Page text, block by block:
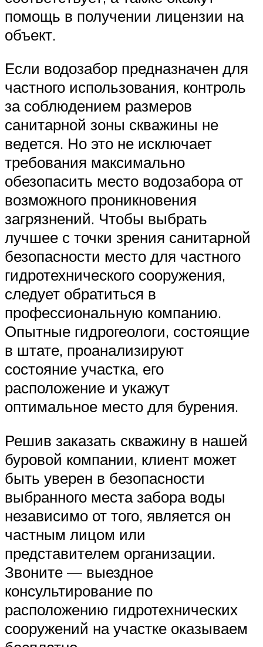
помощь в получении лицензии на
объект.
Если водозабор предназначен для
частного использования, контроль
за соблюдением размеров
санитарной зоны скважины не
ведется. Но это не исключает
требования максимально
обезопасить место водозабора от
возможного проникновения
загрязнений. Чтобы выбрать
лучшее с точки зрения санитарной
безопасности место для частного
гидротехнического сооружения,
следует обратиться в
профессиональную компанию.
Опытные гидрогеологи, состоящие
в штате, проанализируют
состояние участка, его
расположение и укажут
оптимальное место для бурения.
Решив заказать скважину в нашей
буровой компании, клиент может
быть уверен в безопасности
выбранного места забора воды
независимо от того, является он
частным лицом или
представителем организации.
Звоните — выездное
консультирование по
расположению гидротехнических
сооружений на участке оказываем